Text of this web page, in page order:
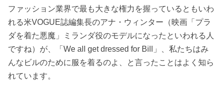
ファッション業界で最も大きな権力を握っているともいわ
れる米VOGUE誌編集長のアナ・ウィンター（映画「プラ
ダを着た悪魔」ミランダ役のモデルになったといわれる人
ですね）が、「We all get dressed for Bill」、私たちはみ
んなビルのために服を着るのよ、と言ったことはよく知ら
れています。